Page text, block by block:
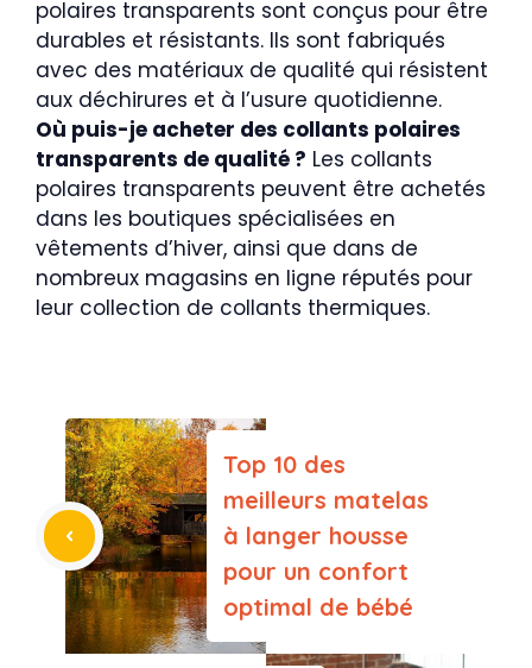
polaires transparents sont conçus pour être
durables et résistants. Ils sont fabriqués
avec des matériaux de qualité qui résistent
aux déchirures et à l’usure quotidienne.
Où puis-je acheter des collants polaires
transparents de qualité ? Les collants
polaires transparents peuvent être achetés
dans les boutiques spécialisées en
vêtements d’hiver, ainsi que dans de
nombreux magasins en ligne réputés pour
leur collection de collants thermiques.
Top 10 des
meilleurs matelas
à langer housse
pour un confort
optimal de bébé